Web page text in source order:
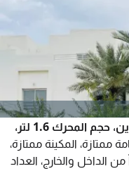
للبيع نيسان جوك 2013 وكالة البحرين، حجم المحرك 1.6 لتر،
2/2027. الحالة العامة ممتازة، المكينة ممتازة،
الداخل والخارج، العداد